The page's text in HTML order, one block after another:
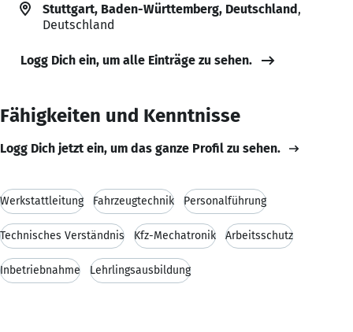
Stuttgart, Baden-Württemberg, Deutschland,
Deutschland
Logg Dich ein, um alle Einträge zu sehen.
Fähigkeiten und Kenntnisse
Logg Dich jetzt ein, um das ganze Profil zu sehen.
Werkstattleitung Fahrzeugtechnik Personalführung
Technisches Verständnis Kfz-Mechatronik Arbeitsschutz
Inbetriebnahme Lehrlingsausbildung